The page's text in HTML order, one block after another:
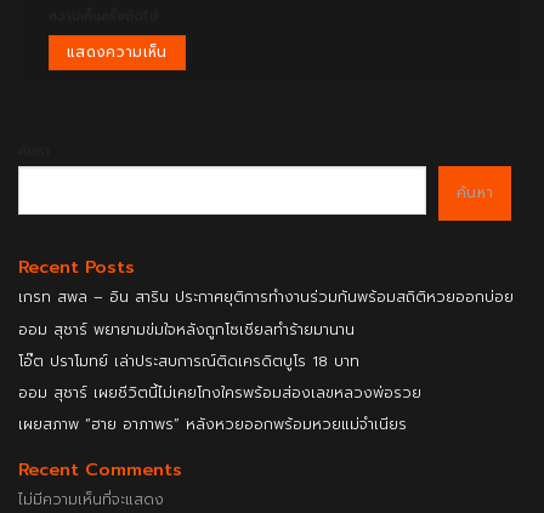
ค้นหา
Recent Posts
เกรท สพล – อิน สาริน ประกาศยุติการทำงานร่วมกันพร้อมสถิติหวยออกบ่อย
ออม สุชาร์ พยายามข่มใจหลังถูกโซเชียลทำร้ายมานาน
โอ๊ต ปราโมทย์ เล่าประสบการณ์ติดเครดิตบูโร 18 บาท
ออม สุชาร์ เผยชีวิตนี้ไม่เคยโกงใครพร้อมส่องเลขหลวงพ่อรวย
เผยสภาพ “ฮาย อาภาพร” หลังหวยออกพร้อมหวยแม่จำเนียร
Recent Comments
ไม่มีความเห็นที่จะแสดง